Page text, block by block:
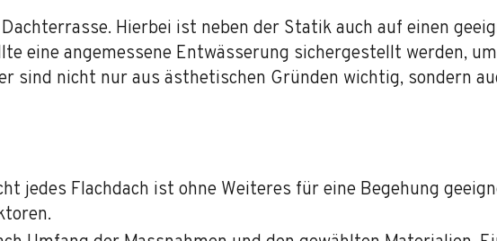
Hierbei ist neben der Statik auch auf einen
eine angemessene Entwässerung sichergestellt werden,
sind nicht nur aus ästhetischen Gründen wichtig, sondern
jedes Flachdach ist ohne Weiteres für eine Begehung